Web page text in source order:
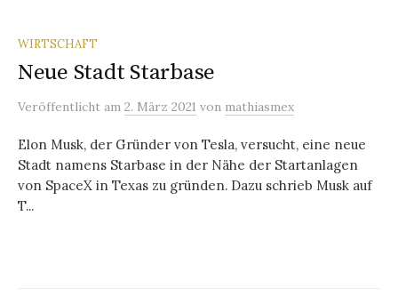
WIRTSCHAFT
Neue Stadt Starbase
Veröffentlicht am 2. März 2021 von mathiasmex
Elon Musk, der Gründer von Tesla, versucht, eine neue
Stadt namens Starbase in der Nähe der Startanlagen
von SpaceX in Texas zu gründen. Dazu schrieb Musk auf
T...